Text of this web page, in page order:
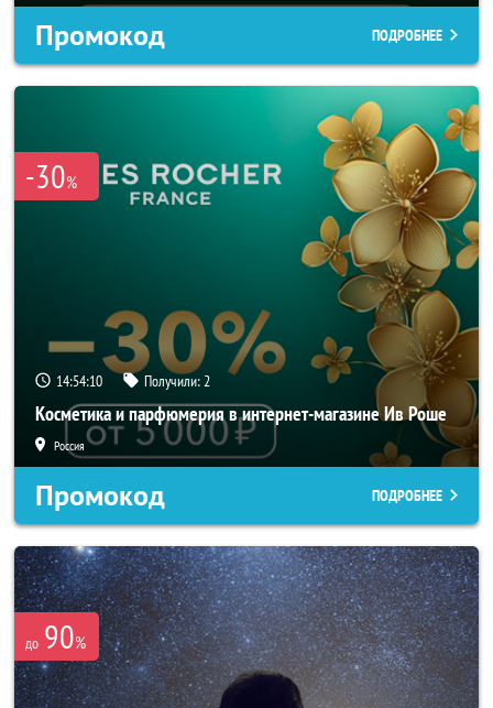
Промокод ПОДРОБНЕЕ
-30%
14:54:10 Получили:2
Косметика и парфюмерия в интернет-магазине Ив Роше
Россия
Промокод ПОДРОБНЕЕ
до 90%